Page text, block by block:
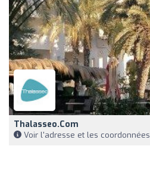
Thalasseo.com
Voir l'adresse et les coordonnées